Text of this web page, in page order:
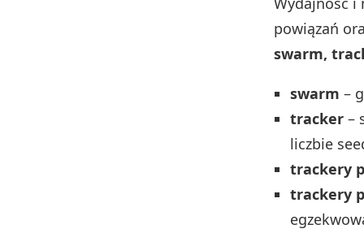
powiązań
swarm,
swarm –
tracker –
liczbie
trackery
trackery